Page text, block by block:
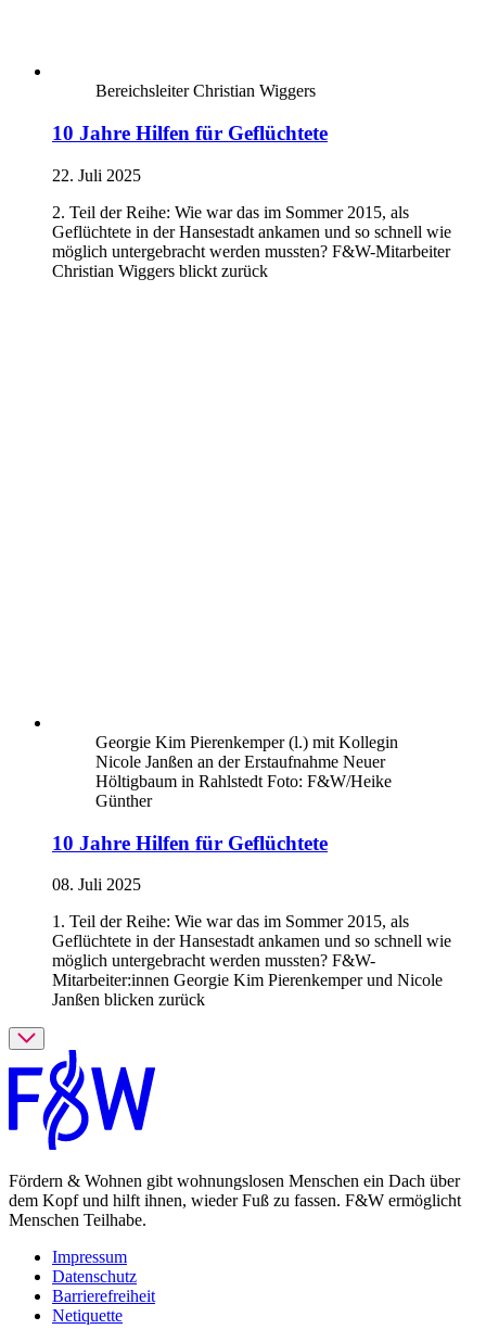
Bereichsleiter Christian Wiggers
10 Jahre Hilfen für Geflüchtete
22. Juli 2025
2. Teil der Reihe: Wie war das im Sommer 2015, als
Geflüchtete in der Hansestadt ankamen und so schnell wie
möglich untergebracht werden mussten? F&W-Mitarbeiter
Christian Wiggers blickt zurück
Georgie Kim Pierenkemper (l.) mit Kollegin
Nicole Janßen an der Erstaufnahme Neuer
Höltigbaum in Rahlstedt Foto: F&W/Heike
Günther
10 Jahre Hilfen für Geflüchtete
08. Juli 2025
1. Teil der Reihe: Wie war das im Sommer 2015, als
Geflüchtete in der Hansestadt ankamen und so schnell wie
möglich untergebracht werden mussten? F&W-
Mitarbeiter:innen Georgie Kim Pierenkemper und Nicole
Janßen blicken zurück
Fördern & Wohnen gibt wohnungslosen Menschen ein Dach über
dem Kopf und hilft ihnen, wieder Fuß zu fassen. F&W ermöglicht
Menschen Teilhabe.
Impressum
Datenschutz
Barrierefreiheit
Netiquette